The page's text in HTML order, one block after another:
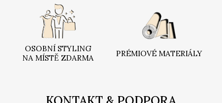
OSOBNÍ STYLING
NA MÍSTĚ ZDARMA
PRÉMIOVÉ MATERIÁLY